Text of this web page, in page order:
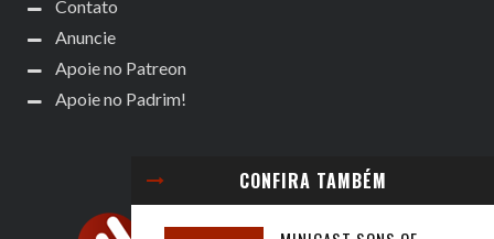
CONFIRA TAMBÉM
Contato
Anuncie
Apoie no Patreon
Apoie no Padrim!